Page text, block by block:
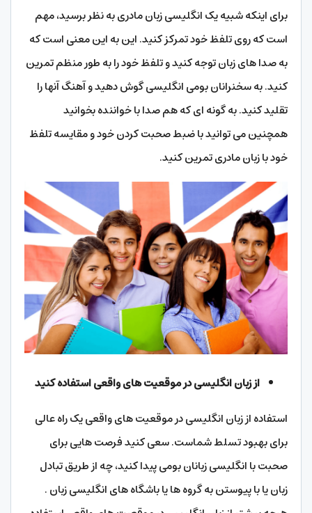
برای اینکه شبیه یک انگلیسی زبان مادری به نظر برسید، مهم
است که روی تلفظ خود تمرکز کنید. این به این معنی است که
به صدا های زبان توجه کنید و تلفظ خود را به طور منظم تمرین
کنید. به سخنرانان بومی انگلیسی گوش دهید و آهنگ آنها را
تقلید کنید. به گونه ای که هم صدا با خواننده بخوانید
همچنین می توانید با ضبط صحبت کردن خود و مقایسه تلفظ
خود با زبان مادری تمرین کنید.
از زبان انگلیسی در موقعیت های واقعی استفاده کنید
استفاده از زبان انگلیسی در موقعیت های واقعی یک راه عالی
برای بهبود تسلط شماست. سعی کنید فرصت هایی برای
صحبت با انگلیسی زبانان بومی پیدا کنید، چه از طریق تبادل
زبان یا با پیوستن به گروه ها یا باشگاه های انگلیسی زبان .